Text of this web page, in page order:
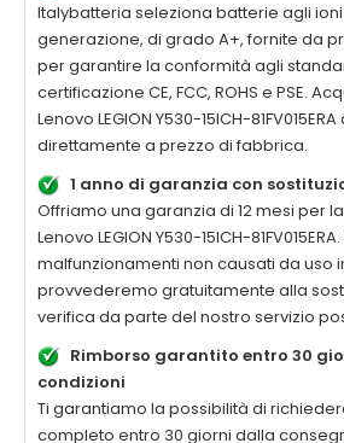
Italybatteria seleziona batterie agli
generazione, di grado A+, fornite da
per garantire la conformità agli
certificazione CE, FCC, ROHS e PSE.
Lenovo LEGION Y530-15ICH-
direttamente a prezzo di fabbrica.
1 anno di garanzia con
Offriamo una garanzia di 12 mesi per la
Lenovo LEGION Y530-15ICH-81FV015ERA
malfunzionamenti non causati da uso
provvederemo gratuitamente alla
verifica da parte del nostro servizio
Rimborso garantito entro 30
condizioni
Ti garantiamo la possibilità di
completo entro 30 giorni dalla